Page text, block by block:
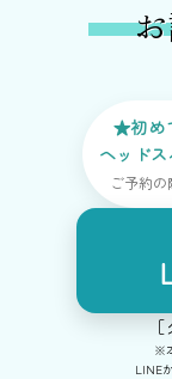
★初め
ヘッド
ご予約
※
LINE